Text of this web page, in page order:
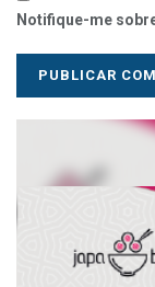
Notifique-me